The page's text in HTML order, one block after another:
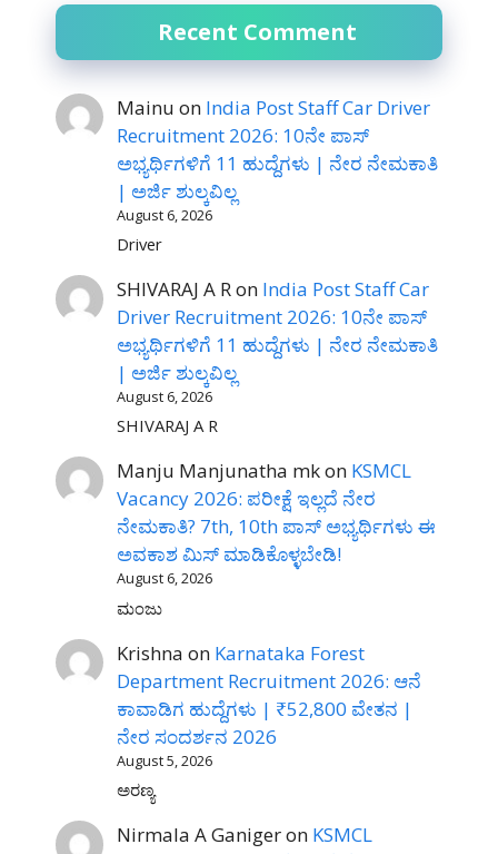
Recent Comment
Mainu on India Post Staff Car Driver
Recruitment 2026: 10ನೇ ಪಾಸ್
ಅಭ್ಯರ್ಥಿಗಳಿಗೆ 11 ಹುದ್ದೆಗಳು | ನೇರ ನೇಮಕಾತಿ
| ಅರ್ಜಿ ಶುಲ್ಕವಿಲ್ಲ
August 6, 2026
Driver
SHIVARAJ A Ron India Post Staff Car
Driver Recruitment 2026: 10ನೇ ಪಾಸ್
ಅಭ್ಯರ್ಥಿಗಳಿಗೆ 11 ಹುದ್ದೆಗಳು | ನೇರ ನೇಮಕಾತಿ
| ಅರ್ಜಿ ಶುಲ್ಕವಿಲ್ಲ
August 6, 2026
SHIVARAJ A R
Manju Manjunatha mkon KSMCL
Vacancy 2026: ಪರೀಕ್ಷೆ ಇಲ್ಲದೆ ನೇರ
ನೇಮಕಾತಿ? 7th, 10th ಪಾಸ್ ಅಭ್ಯರ್ಥಿಗಳು ಈ
ಅವಕಾಶ ಮಿಸ್ ಮಾಡಿಕೊಳ್ಳಬೇಡಿ!
August 6, 2026
ಮಂಜು
Krishna on Karnataka Forest
Department Recruitment 2026: ಆನೆ
ಕಾವಾಡಿಗ ಹುದ್ದೆಗಳು | ₹52,800 ವೇತನ |
ನೇರ ಸಂದರ್ಶನ 2026
August 5, 2026
ಅರಣ್ಯ
Nirmala A Ganigeron KSMCL